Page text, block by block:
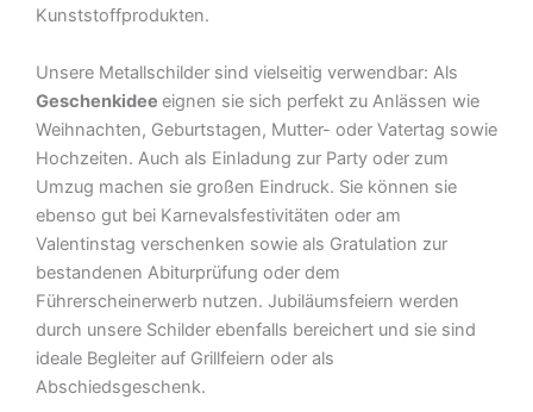
Kunststoffprodukten.
Unsere Metallschilder sind vielseitig verwendbar: Als
Geschenkidee eignen sie sich perfekt zu Anlässen wie
Weihnachten, Geburtstagen, Mutter- oder Vatertag sowie
Hochzeiten. Auch als Einladung zur Party oder zum
Umzug machen sie großen Eindruck. Sie können sie
ebenso gut bei Karnevalsfestivitäten oder am
Valentinstag verschenken sowie als Gratulation zur
bestandenen Abiturprüfung oder dem
Führerscheinerwerb nutzen. Jubiläumsfeiern werden
durch unsere Schilder ebenfalls bereichert und sie sind
ideale Begleiter auf Grillfeiern oder als
Abschiedsgeschenk.